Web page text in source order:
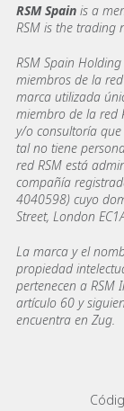
RSM Spain is a
RSM is the trading
RSM Spain
miembros de la
marca utilizada
miembro de la red
y/o consultoría
tal no tiene
red RSM está
compañía
4040598) cuyo
Street, London
La marca y el
propiedad
pertenecen a
artículo 60 y
encuentra en Zug.
Footer